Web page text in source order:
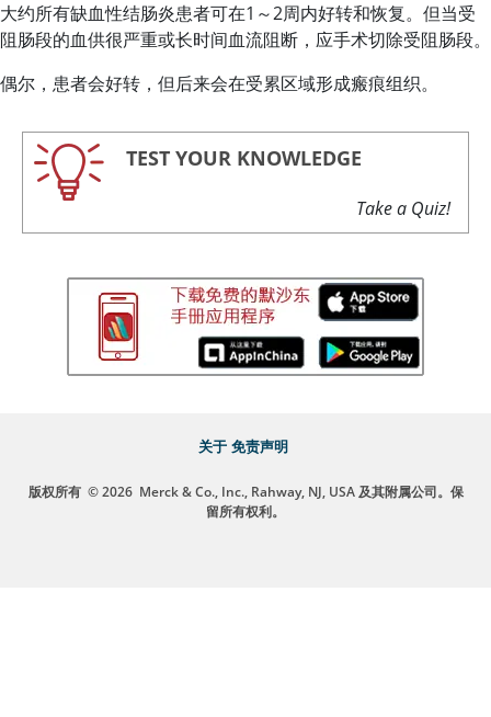
大约所有缺血性结肠炎患者可在1～2周内好转和恢复。但当受
阻肠段的血供很严重或长时间血流阻断，应手术切除受阻肠段。
偶尔，患者会好转，但后来会在受累区域形成瘢痕组织。
TEST YOUR KNOWLEDGE
Take a Quiz!
关于 免责声明
版权所有 © 2026 Merck & Co., Inc., Rahway, NJ, USA 及其附属公司。保
留所有权利。